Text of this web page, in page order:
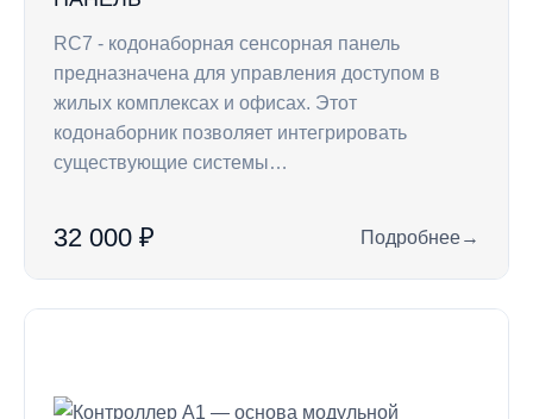
RC7 - кодонаборная сенсорная панель
предназначена для управления доступом в
жилых комплексах и офисах. Этот
кодонаборник позволяет интегрировать
существующие системы…
32 000 ₽ Подробнее
: RC7 —
→